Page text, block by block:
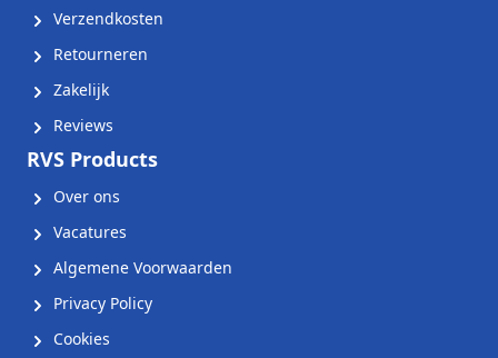
Verzendkosten
Retourneren
Zakelijk
Reviews
RVS Products
Over ons
Vacatures
Algemene Voorwaarden
Privacy Policy
Cookies